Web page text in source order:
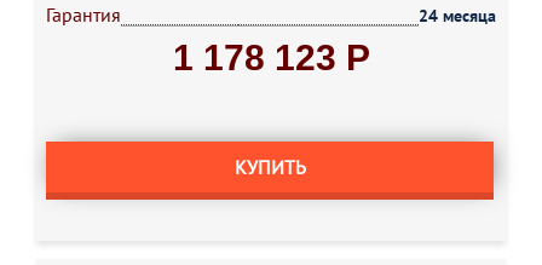
Гарантия 24 месяца
1 178 123 Р
КУПИТЬ